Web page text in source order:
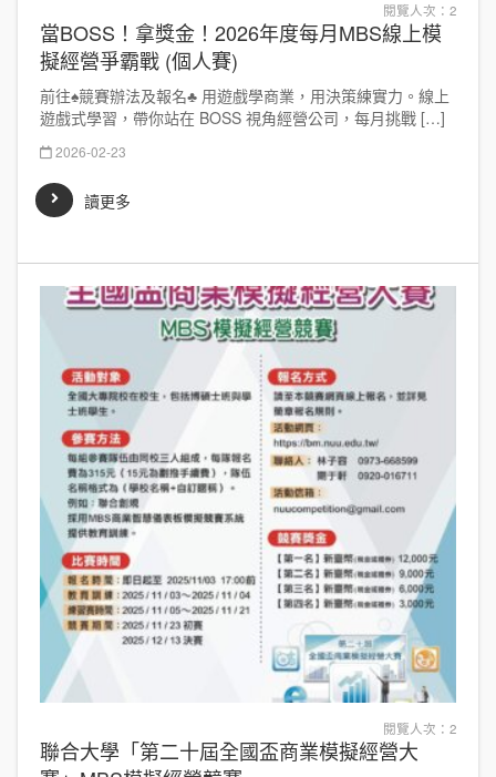
閱覽人次：2
當BOSS！拿獎金！2026年度每月MBS線上模
擬經營爭霸戰 (個人賽)
前往♠競賽辦法及報名♣ 用遊戲學商業，用決策練實力。線上
遊戲式學習，帶你站在 BOSS 視角經營公司，每月挑戰 […]
2026-02-23
讀更多
閱覽人次：2
聯合大學「第二十屆全國盃商業模擬經營大